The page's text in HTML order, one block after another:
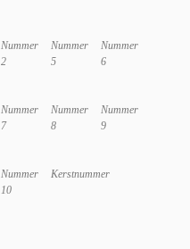
Nummer
2
Nummer
5
Nummer
6
Nummer
7
Nummer
8
Nummer
9
Nummer
10
Kerstnummer